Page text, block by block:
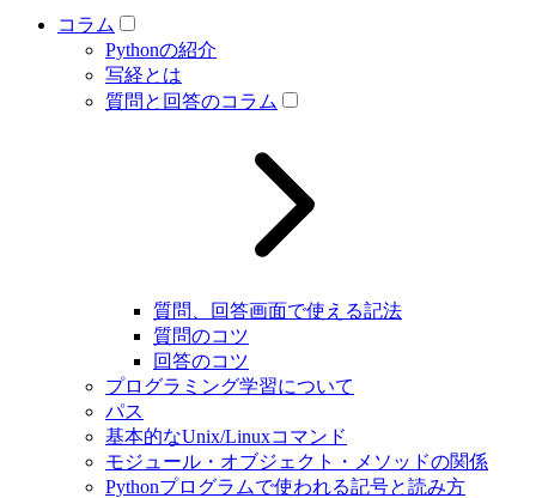
コラム
Pythonの紹介
写経とは
質問と回答のコラム
質問、回答画面で使える記法
質問のコツ
回答のコツ
プログラミング学習について
パス
基本的なUnix/Linuxコマンド
モジュール・オブジェクト・メソッドの関係
Pythonプログラムで使われる記号と読み方